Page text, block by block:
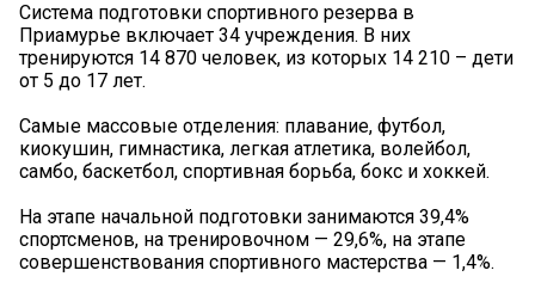
Система подготовки спортивного резерва в
Приамурье включает 34 учреждения. В них
тренируются 14 870 человек, из которых 14 210 – дети
от 5 до 17 лет.
Самые массовые отделения: плавание, футбол,
киокушин, гимнастика, легкая атлетика, волейбол,
самбо, баскетбол, спортивная борьба, бокс и хоккей.
На этапе начальной подготовки занимаются 39,4%
спортсменов, на тренировочном — 29,6%, на этапе
совершенствования спортивного мастерства — 1,4%.